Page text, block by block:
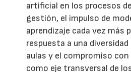
artificial en los procesos
gestión, el impulso de
aprendizaje cada vez más
respuesta a una
aulas y el compromiso
como eje transversal de